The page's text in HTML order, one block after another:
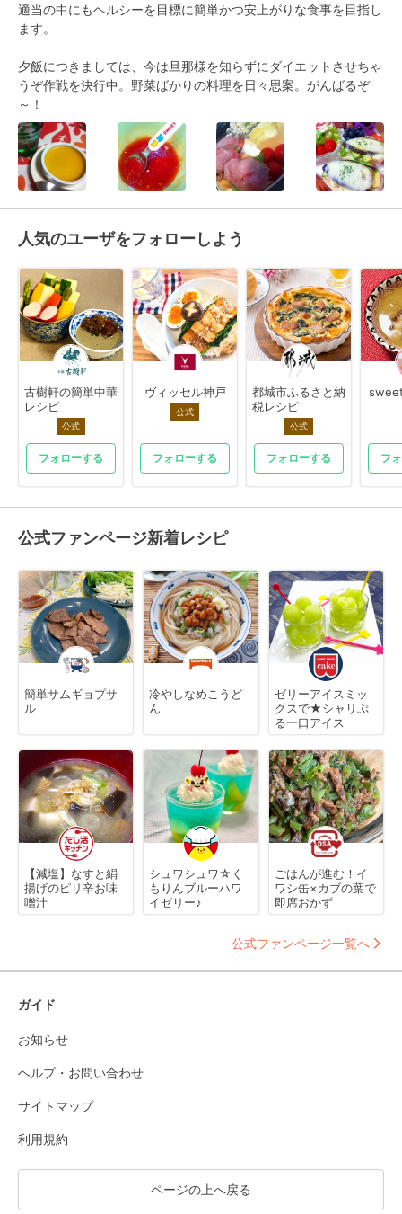
適当の中にもヘルシーを目標に簡単かつ安上がりな食事を目指し
ます。
夕飯につきましては、今は旦那様を知らずにダイエットさせちゃ
うぞ作戦を決行中。野菜ばかりの料理を日々思案。がんばるぞ
～！
人気のユーザをフォローしよう
古樹軒の簡単中華
レシピ
公式
フォローする
ヴィッセル神戸
公式
フォローする
都城市ふるさと納
税レシピ
公式
フォローする フ
公式ファンページ新着レシピ
簡単サムギョプサ
ル
冷やしなめこうど
ん
ゼリーアイスミッ
クスで★シャリぷ
る一口アイス
【減塩】なすと絹
揚げのピリ辛お味
噌汁
シュワシュワ☆く
もりんブルーハワ
イゼリー♪
ごはんが進む！イ
ワシ缶×カブの葉で
即席おかず
公式ファンページ一覧へ
ガイド
お知らせ
ヘルプ・お問い合わせ
サイトマップ
利用規約
ページの上へ戻る